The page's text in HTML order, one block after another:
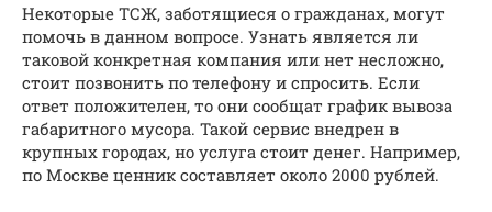
Некоторые ТСЖ, заботящиеся о гражданах, могут
помочь в данном вопросе. Узнать является ли
таковой конкретная компания или нет несложно,
стоит позвонить по телефону и спросить. Если
ответ положителен, то они сообщат график вывоза
габаритного мусора. Такой сервис внедрен в
крупных городах, но услуга стоит денег. Например,
по Москве ценник составляет около 2000 рублей.